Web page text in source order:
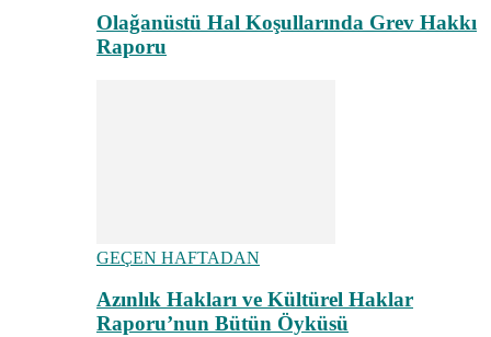
Olağanüstü Hal Koşullarında Grev Hakkı
Raporu
GEÇEN HAFTADAN
Azınlık Hakları ve Kültürel Haklar
Raporu’nun Bütün Öyküsü